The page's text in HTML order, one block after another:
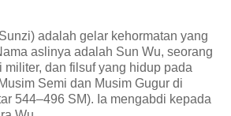
adalah gelar kehormatan yang
aslinya adalah Sun Wu, seorang
militer, dan filsuf yang hidup pada
Semi dan Musim Gugur di
544–496 SM). Ia mengabdi kepada